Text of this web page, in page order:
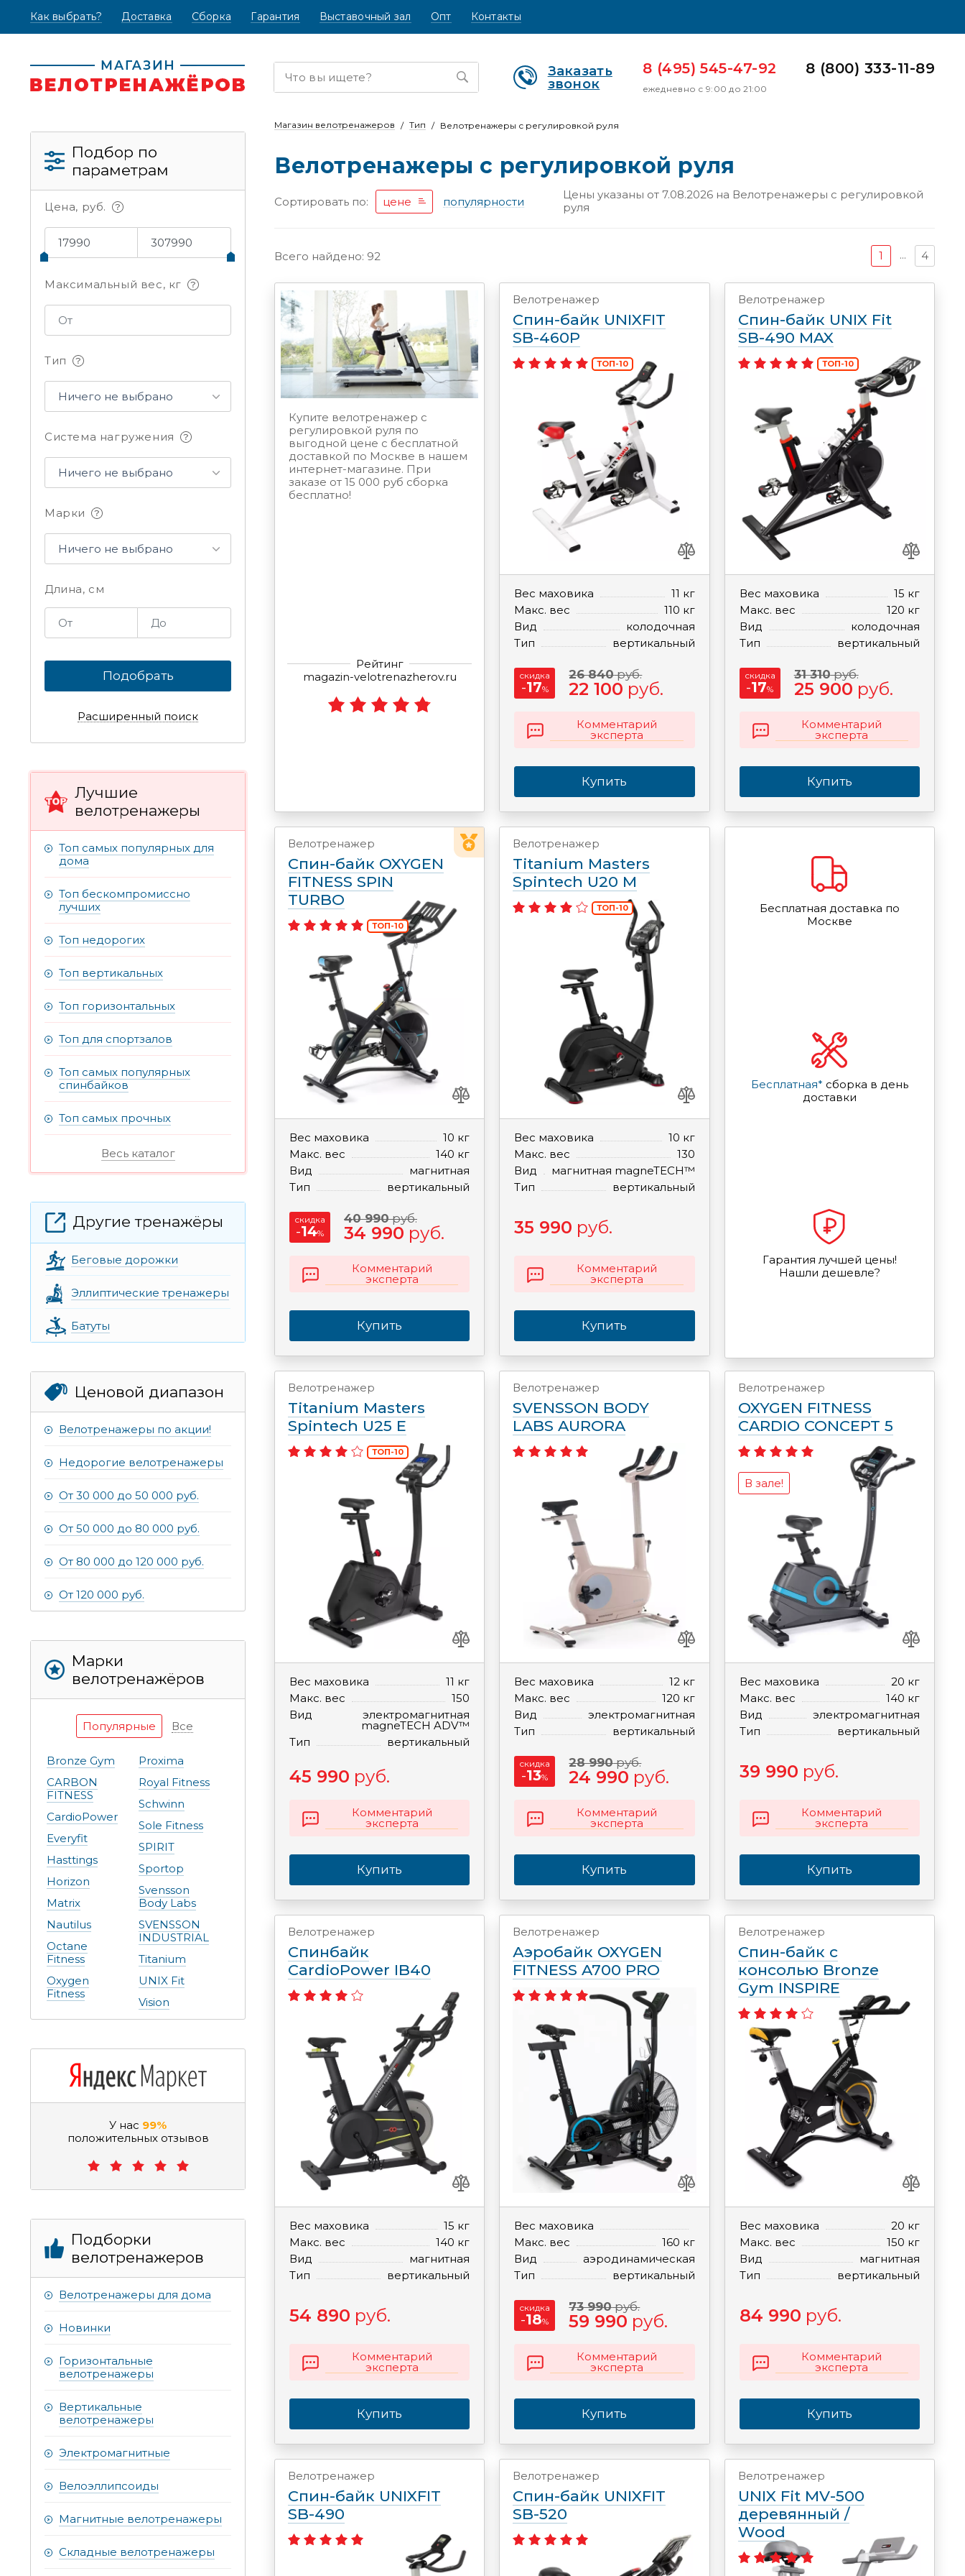
Как выбрать? (текущая)
Доставка Сборка Гарантия Выставочный зал Опт Контакты
Заказать
звонок
8 (495) 545-47-92
ежедневно с 9:00 до 21:00
8 (800) 333-11-89
Подбор по
параметрам
Цена, руб.
Максимальный вес, кг
Тип
Ничего не выбрано
Система нагружения
Ничего не выбрано
Марки
Ничего не выбрано
Длина, см
Подобрать
Расширенный поиск
Лучшие
велотренажеры
Топ самых популярных для
дома
Топ бескомпромиссно
лучших
Топ недорогих
Топ вертикальных
Топ горизонтальных
Топ для спортзалов
Топ самых популярных
спинбайков
Топ самых прочных
Весь каталог
Другие тренажёры
Беговые дорожки
Эллиптические тренажеры
Батуты
Ценовой диапазон
Велотренажеры по акции!
Недорогие велотренажеры
От 30 000 до 50 000 руб.
От 50 000 до 80 000 руб.
От 80 000 до 120 000 руб.
От 120 000 руб.
Марки
велотренажёров
Популярные Все
Bronze Gym
CARBON
FITNESS
CardioPower
Everyfit
Hasttings
Horizon
Matrix
Nautilus
Octane
Fitness
Oxygen
Fitness
Proxima
Royal Fitness
Schwinn
Sole Fitness
SPIRIT
Sportop
Svensson
Body Labs
SVENSSON
INDUSTRIAL
Titanium
UNIX Fit
Vision
У нас 99%
положительных отзывов
Подборки
велотренажеров
Велотренажеры для дома
Новинки
Горизонтальные
велотренажеры
Вертикальные
велотренажеры
Электромагнитные
Велоэллипсоиды
Магнитные велотренажеры
Складные велотренажеры
Магазин велотренажеров Тип Велотренажеры с регулировкой руля
Велотренажеры с регулировкой руля
Сортировать по: цене популярности Цены указаны от 7.08.2026 на Велотренажеры с регулировкой
руля
Всего найдено: 92 1 ... 4
Купите велотренажер с
регулировкой руля по
выгодной цене с бесплатной
доставкой по Москве в нашем
интернет-магазине. При
заказе от 15 000 руб сборка
бесплатно!
Рейтинг
magazin-velotrenazherov.ru
Велотренажер
Спин-байк UNIXFIT
SB-460P
ТОП-10
Вес маховика
11 кг
Макс. вес
110 кг
Вид
колодочная
Тип
вертикальный
скидка
-17%
26 840руб.
22 100 руб.
Комментарий
эксперта
Купить
Велотренажер
Спин-байк UNIX Fit
SB-490 MAX
ТОП-10
Вес маховика
15 кг
Макс. вес
120 кг
Вид
колодочная
Тип
вертикальный
скидка
-17%
31 310руб.
25 900 руб.
Комментарий
эксперта
Купить
Велотренажер
Спин-байк OXYGEN
FITNESS SPIN
TURBO
ТОП-10
Вес маховика
10 кг
Макс. вес
140 кг
Вид
магнитная
Тип
вертикальный
скидка
-14%
40 990руб.
34 990 руб.
Комментарий
эксперта
Купить
Велотренажер
Titanium Masters
Spintech U20 M
ТОП-10
Вес маховика
10 кг
Макс. вес
130
Вид
магнитная magneTECH™
Тип
вертикальный
35 990 руб.
Комментарий
эксперта
Купить
Бесплатная доставка по
Москве
Бесплатная* сборка в день
доставки
Гарантия лучшей цены!
Нашли дешевле?
Велотренажер
Titanium Masters
Spintech U25 E
ТОП-10
Вес маховика
11 кг
Макс. вес
150
Вид
электромагнитная
magneTECH ADV™
Тип
вертикальный
45 990 руб.
Комментарий
эксперта
Купить
Велотренажер
SVENSSON BODY
LABS AURORA
Вес маховика
12 кг
Макс. вес
120 кг
Вид
электромагнитная
Тип
вертикальный
скидка
-13%
28 990руб.
24 990 руб.
Комментарий
эксперта
Купить
Велотренажер
OXYGEN FITNESS
CARDIO CONCEPT 5
В зале!
Вес маховика
20 кг
Макс. вес
140 кг
Вид
электромагнитная
Тип
вертикальный
39 990 руб.
Комментарий
эксперта
Купить
Велотренажер
Спинбайк
CardioPower IB40
Вес маховика
15 кг
Макс. вес
140 кг
Вид
магнитная
Тип
вертикальный
54 890 руб.
Комментарий
эксперта
Купить
Велотренажер
Аэробайк OXYGEN
FITNESS A700 PRO
Вес маховика
Макс. вес
160 кг
Вид
аэродинамическая
Тип
вертикальный
скидка
-18%
73 990руб.
59 990 руб.
Комментарий
эксперта
Купить
Велотренажер
Спин-байк с
консолью Bronze
Gym INSPIRE
Вес маховика
20 кг
Макс. вес
150 кг
Вид
магнитная
Тип
вертикальный
84 990 руб.
Комментарий
эксперта
Купить
Велотренажер
Спин-байк UNIXFIT
SB-490
Велотренажер
Спин-байк UNIXFIT
SB-520
Велотренажер
UNIX Fit MV-500
деревянный /
Wood